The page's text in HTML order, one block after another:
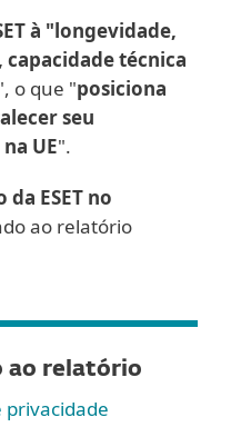
à "longevidade,
técnica
o que "posiciona
seu
UE".
da ESET no
ao relatório
ao relatório
privacidade